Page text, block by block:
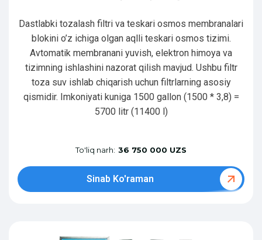
Dastlabki tozalash filtri va teskari osmos membranalari
blokini o’z ichiga olgan aqlli teskari osmos tizimi.
Avtomatik membranani yuvish, elektron himoya va
tizimning ishlashini nazorat qilish mavjud. Ushbu filtr
toza suv ishlab chiqarish uchun filtrlarning asosiy
qismidir. Imkoniyati kuniga 1500 gallon (1500 * 3,8) =
5700 litr (11400 l)
To'liq narh: 36 750 000 UZS
Sinab Ko'raman